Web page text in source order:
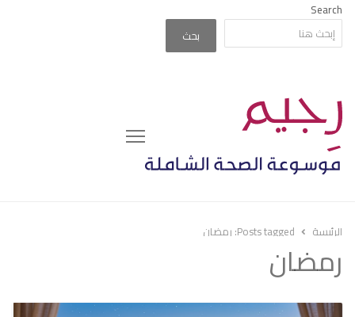
Search
بحث
Menu
الرئيسة Posts tagged: رمضان
رمضان